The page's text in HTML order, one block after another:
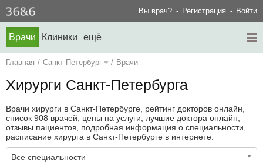
Вы врач? Регистрация Войти
Врачи Клиники ещё
Главная / Санкт-Петербург / Врачи
Хирурги Санкт-Петербурга
Врачи хирурги в Санкт-Петербурге, рейтинг докторов онлайн,
список 908 врачей, цены на услуги, лучшие доктора онлайн,
отзывы пациентов, подробная информация о специальности,
расписание хирурга в Санкт-Петербурге в интернете.
Все специальности